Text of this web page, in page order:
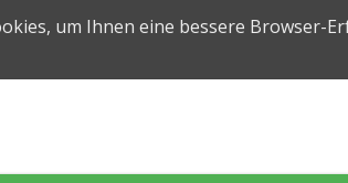
um Ihnen eine bessere Browser-
Markt
Leben & Arbeiten in